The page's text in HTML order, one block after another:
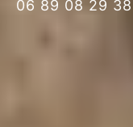
06 89 08 29 38